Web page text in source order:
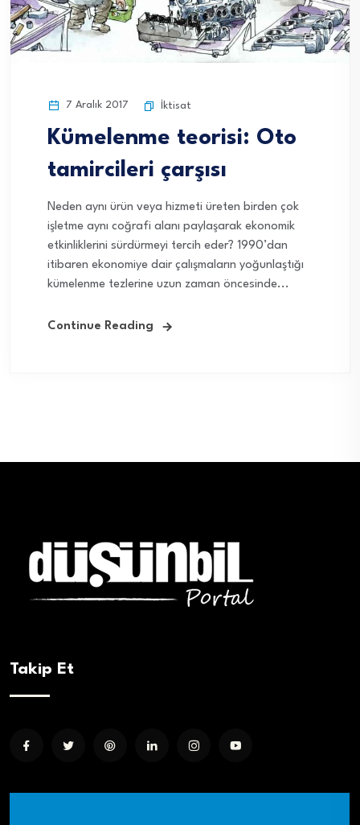
7 Aralık 2017 İktisat
Kümelenme teorisi: Oto
tamircileri çarşısı
Neden aynı ürün veya hizmeti üreten birden çok
işletme aynı coğrafi alanı paylaşarak ekonomik
etkinliklerini sürdürmeyi tercih eder? 1990’dan
itibaren ekonomiye dair çalışmaların yoğunlaştığı
kümelenme tezlerine uzun zaman öncesinde...
Continue Reading
Takip Et